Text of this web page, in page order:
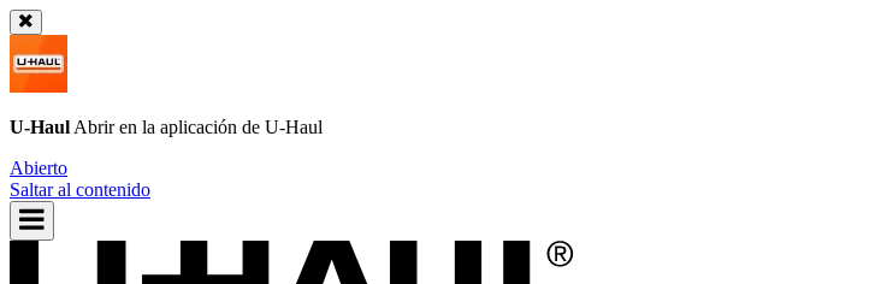
U-Haul Abrir en la aplicación de U-Haul
Abierto
Saltar al contenido